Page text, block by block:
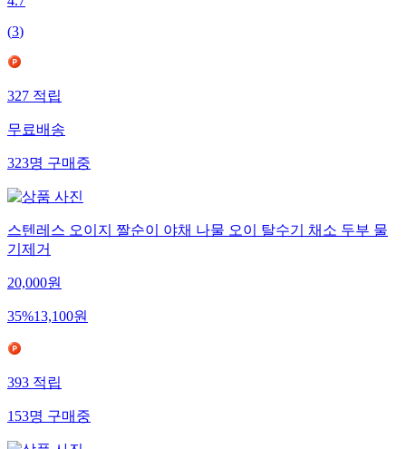
4.7
(3)
327적립
무료배송
323명구매중
스텐레스 오이지 짤순이 야채 나물 오이 탈수기 채소 두부 물
기제거
20,000원
35%13,100원
393적립
153명구매중